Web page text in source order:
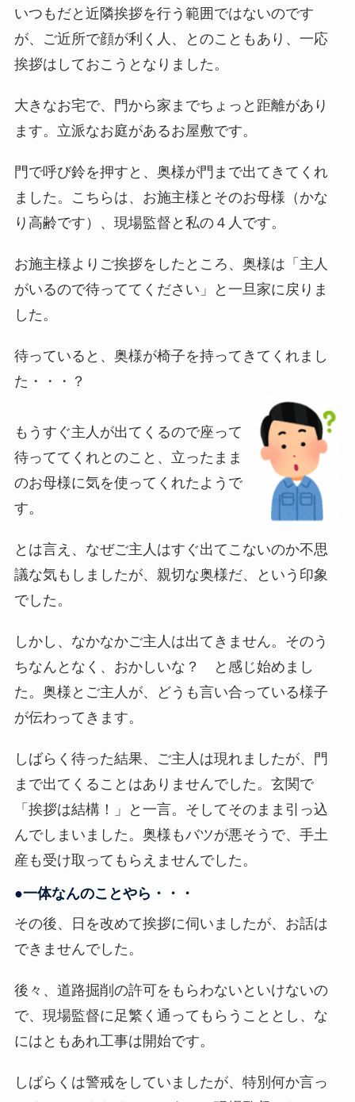
いつもだと近隣挨拶を行う範囲ではないのです
が、ご近所で顔が利く人、とのこともあり、一応
挨拶はしておこうとなりました。
大きなお宅で、門から家までちょっと距離があり
ます。立派なお庭があるお屋敷です。
門で呼び鈴を押すと、奥様が門まで出てきてくれ
ました。こちらは、お施主様とそのお母様（かな
り高齢です）、現場監督と私の４人です。
お施主様よりご挨拶をしたところ、奥様は「主人
がいるので待っててください」と一旦家に戻りま
した。
待っていると、奥様が椅子を持ってきてくれまし
た・・・？
もうすぐ主人が出てくるので座って
待っててくれとのこと、立ったまま
のお母様に気を使ってくれたようで
す。
とは言え、なぜご主人はすぐ出てこないのか不思
議な気もしましたが、親切な奥様だ、という印象
でした。
しかし、なかなかご主人は出てきません。そのう
ちなんとなく、おかしいな？ と感じ始めまし
た。奥様とご主人が、どうも言い合っている様子
が伝わってきます。
しばらく待った結果、ご主人は現れましたが、門
まで出てくることはありませんでした。玄関で
「挨拶は結構！」と一言。そしてそのまま引っ込
んでしまいました。奥様もバツが悪そうで、手土
産も受け取ってもらえませんでした。
●一体なんのことやら・・・
その後、日を改めて挨拶に伺いましたが、お話は
できませんでした。
後々、道路掘削の許可をもらわないといけないの
で、現場監督に足繁く通ってもらうこととし、な
にはともあれ工事は開始です。
しばらくは警戒をしていましたが、特別何か言っ